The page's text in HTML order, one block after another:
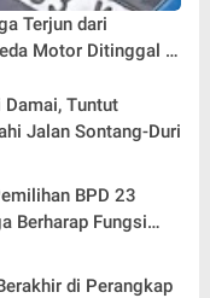
Terjun dari
Motor Ditinggal di
Tuntut
Jalan Sontang-Duri
BPD 23
Berharap Fungsi
di Perangkap